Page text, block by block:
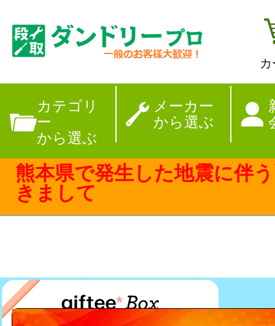
カテゴリ
ー
から選ぶ
メーカー
から選ぶ
【夏季休暇のお
熊本県で発生した地震に伴
きまして